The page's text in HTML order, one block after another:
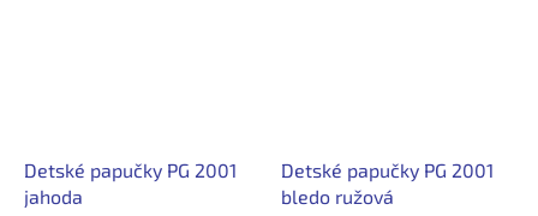
Detské papučky PG 2001
jahoda
Detské papučky PG 2001
bledo ružová